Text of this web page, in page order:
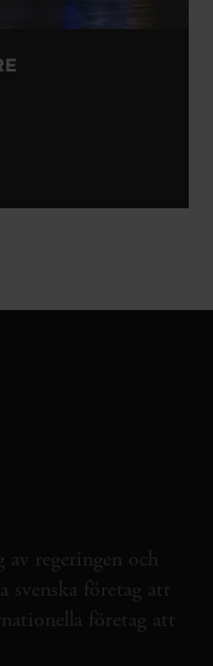
av regeringen och
företag att
företag att